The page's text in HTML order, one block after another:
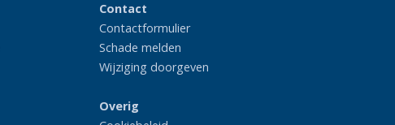
Contact
Contactformulier
Schade melden
Wijziging doorgeven
Overig